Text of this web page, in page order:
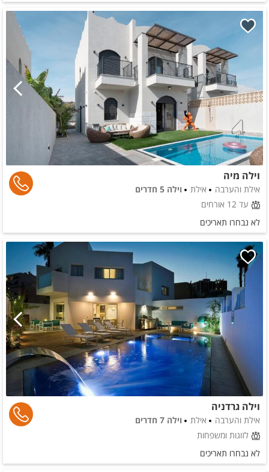
וילה מיה
אילת והערבה אילת
וילה 5 חדרים
עד 12 אורחים
לא נבחרו תאריכים
וילה גרדניה
אילת והערבה אילת
וילה 7 חדרים
לזוגות ומשפחות
לא נבחרו תאריכים